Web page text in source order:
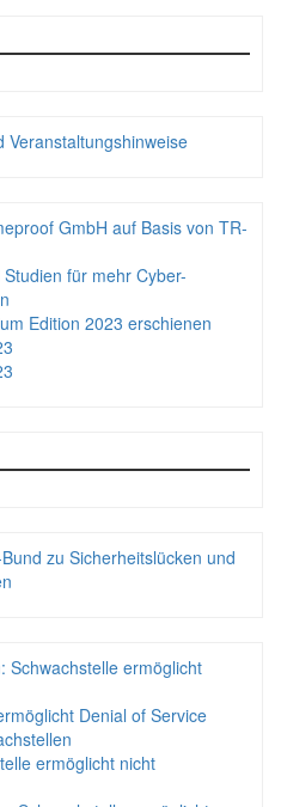
Veranstaltungshinweise
GmbH auf Basis von TR-
für mehr Cyber-
Edition 2023 erschienen
zu Sicherheitslücken und
Schwachstelle ermöglicht
Denial of Service
ermöglicht nicht